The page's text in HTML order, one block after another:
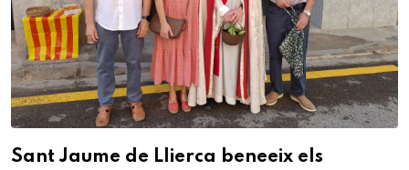
Sant Jaume de Llierca beneeix els